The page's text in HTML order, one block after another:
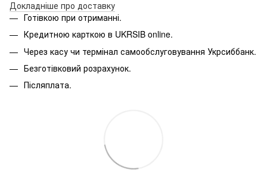
Докладніше про доставку
Готівкою при отриманні.
Кредитною карткою в UKRSIB online.
Через касу чи термінал самообслуговування Укрсиббанк.
Безготівковий розрахунок.
Післяплата.